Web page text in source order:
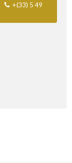
+(33) 5 49